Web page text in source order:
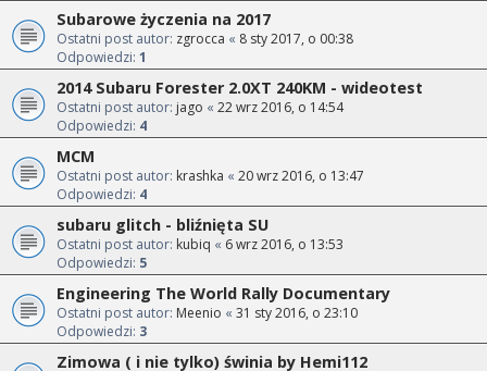
Subarowe życzenia na 2017
Ostatni post autor: zgrocca « 8 sty 2017, o 00:38
Odpowiedzi: 1
2014 Subaru Forester 2.0XT 240KM - wideotest
Ostatni post autor: jago « 22 wrz 2016, o 14:54
Odpowiedzi: 4
MCM
Ostatni post autor: krashka « 20 wrz 2016, o 13:47
Odpowiedzi: 4
subaru glitch - bliźnięta SU
Ostatni post autor: kubiq « 6 wrz 2016, o 13:53
Odpowiedzi: 5
Engineering The World Rally Documentary
Ostatni post autor: Meenio « 31 sty 2016, o 23:10
Odpowiedzi: 3
Zimowa ( i nie tylko) świnia by Hemi112